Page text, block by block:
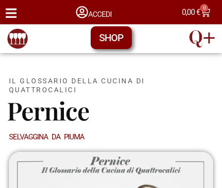
ACCEDI 0,00€ 0
SHOP
IL GLOSSARIO DELLA CUCINA DI
QUATTROCALICI
Pernice
SELVAGGINA DA PIUMA